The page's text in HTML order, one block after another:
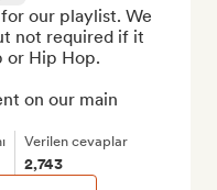
our playlist. We
not required if it
or Hip Hop.
on our main
Verilen cevaplar
2,743